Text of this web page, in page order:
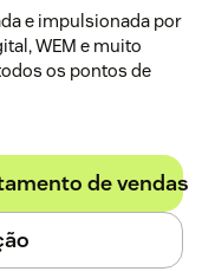
e impulsionada por
WEM e muito
os pontos de
de vendas